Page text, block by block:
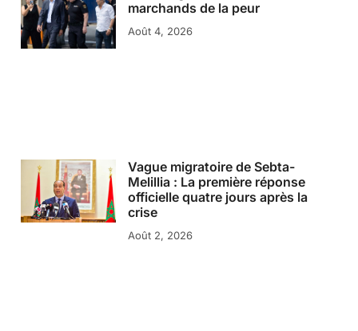
marchands de la peur
Août 4, 2026
Vague migratoire de Sebta-
Melillia : La première réponse
officielle quatre jours après la
crise
Août 2, 2026